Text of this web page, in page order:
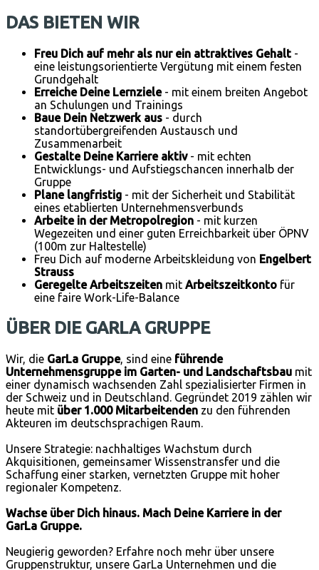
DAS BIETEN WIR
Freu Dich auf mehr als nur ein attraktives Gehalt -
eine leistungsorientierte Vergütung mit einem festen
Grundgehalt
Erreiche Deine Lernziele - mit einem breiten Angebot
an Schulungen und Trainings
Baue Dein Netzwerk aus - durch
standortübergreifenden Austausch und
Zusammenarbeit
Gestalte Deine Karriere aktiv- mit echten
Entwicklungs- und Aufstiegschancen innerhalb der
Gruppe
Plane langfristig - mit der Sicherheit und Stabilität
eines etablierten Unternehmensverbunds
Arbeite in der Metropolregion - mit kurzen
Wegezeiten und einer guten Erreichbarkeit über ÖPNV
(100m zur Haltestelle)
Freu Dich auf moderne Arbeitskleidung von Engelbert
Strauss
Geregelte Arbeitszeiten mit Arbeitszeitkonto für
eine faire Work-Life-Balance
ÜBER DIE GARLA GRUPPE
Wir, die GarLa Gruppe, sind eine führende
Unternehmensgruppe im Garten- und Landschaftsbau mit
einer dynamisch wachsenden Zahl spezialisierter Firmen in
der Schweiz und in Deutschland. Gegründet 2019 zählen wir
heute mit über 1.000 Mitarbeitenden zu den führenden
Akteuren im deutschsprachigen Raum.
Unsere Strategie: nachhaltiges Wachstum durch
Akquisitionen, gemeinsamer Wissenstransfer und die
Schaffung einer starken, vernetzten Gruppe mit hoher
regionaler Kompetenz.
Wachse über Dich hinaus. Mach Deine Karriere in der
GarLa Gruppe.
Neugierig geworden? Erfahre noch mehr über unsere
Gruppenstruktur, unsere GarLa Unternehmen und die